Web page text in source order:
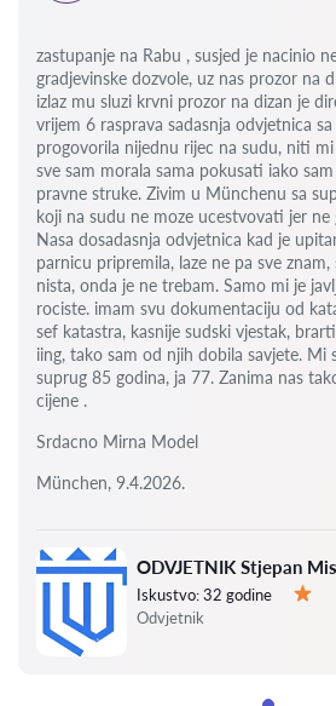
ODVJETNIK Stjepan
Iskustvo:32 godine
Odvjetnik
zastupanje na Rabu , susjed je nacinio
gradjevinske dozvole, uz nas prozor na
izlaz mu sluzi krvni prozor na dizan je
vrijem 6 rasprava sadasnja odvjetnica
progovorila nijednu rijec na sudu, niti mi
sve sam morala sama pokusati iako
pravne struke. Zivim u Münchenu sa
koji na sudu ne moze ucestvovati jer ne
Nasa dosadasnja odvjetnica kad je
parnicu pripremila, laze ne pa sve znam,
nista, onda je ne trebam. Samo mi je
rociste. imam svu dokumentaciju od
sef katastra, kasnije sudski vjestak,
iing, tako sam od njih dobila savjete. Mi
suprug 85 godina, ja 77. Zanima nas
cijene .
Srdacno Mirna Model
München, 9.4.2026.